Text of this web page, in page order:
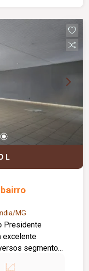
de
L
MG
Presidente
excelente
segmentos.